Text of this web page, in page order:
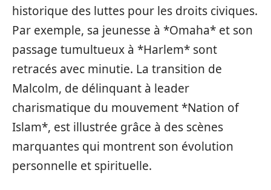
historique des luttes pour les droits civiques.
Par exemple, sa jeunesse à *Omaha* et son
passage tumultueux à *Harlem* sont
retracés avec minutie. La transition de
Malcolm, de délinquant à leader
charismatique du mouvement *Nation of
Islam*, est illustrée grâce à des scènes
marquantes qui montrent son évolution
personnelle et spirituelle.